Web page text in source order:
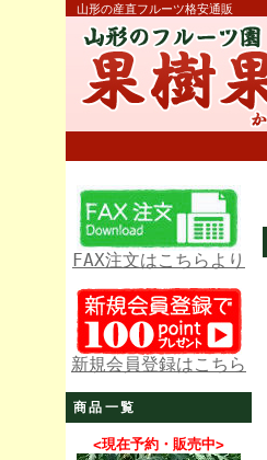
山形の産直フルーツ格安通販
FAX注文はこちらより
新規会員登録はこちら
商品一覧
<現在予約・販売中>